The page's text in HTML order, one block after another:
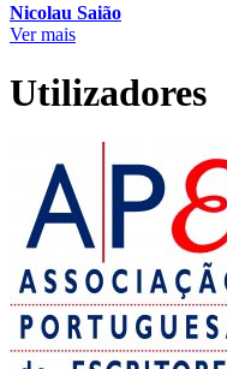
Nicolau Saião
Ver mais
Utilizadores